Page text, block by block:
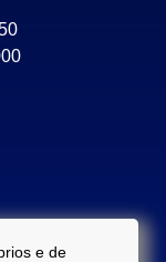
portal são
e de